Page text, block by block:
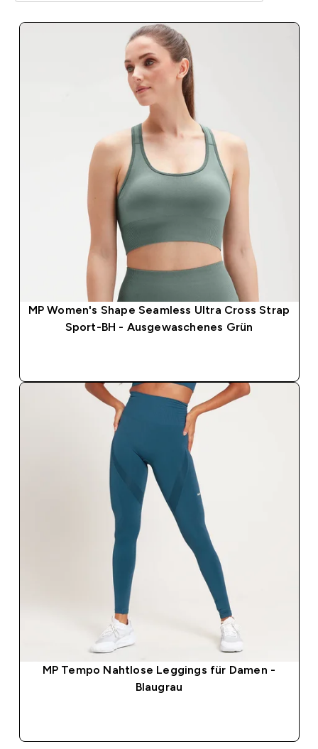
MP Women's Shape Seamless Ultra Cross Strap
Sport-BH - Ausgewaschenes Grün
MP Tempo Nahtlose Leggings für Damen -
Blaugrau